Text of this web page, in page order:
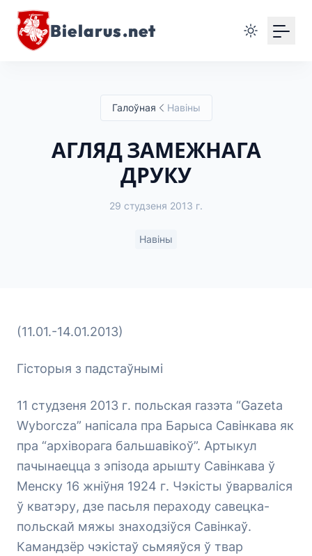
Bielarus.net
Галоўная Навіны
АГЛЯД ЗАМЕЖНАГА
ДРУКУ
29 студзеня 2013 г.
Навіны
(11.01.-14.01.2013)
Гісторыя з падстаўнымі
11 студзеня 2013 г. польская газэта “Gazeta
Wyborcza” напісала пра Барыса Савінкава як
пра “архіворага бальшавікоў”. Артыкул
пачынаецца з эпізода арышту Савінкава ў
Менску 16 жніўня 1924 г. Чэкісты ўварваліся
ў кватэру, дзе пасьля пераходу савецка-
польскай мяжы знаходзіўся Савінкаў.
Камандзёр чэкістаў сьмяяўся ў твар